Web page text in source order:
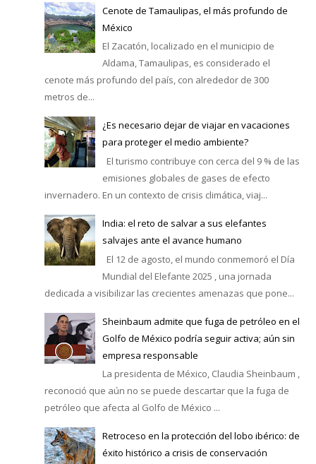
Cenote de Tamaulipas, el más profundo de
México
El Zacatón, localizado en el municipio de
Aldama, Tamaulipas, es considerado el
cenote más profundo del país, con alrededor de 300
metros de...
¿Es necesario dejar de viajar en vacaciones
para proteger el medio ambiente?
El turismo contribuye con cerca del 9 % de las
emisiones globales de gases de efecto
invernadero. En un contexto de crisis climática, viaj...
India: el reto de salvar a sus elefantes
salvajes ante el avance humano
El 12 de agosto, el mundo conmemoró el Día
Mundial del Elefante 2025 , una jornada
dedicada a visibilizar las crecientes amenazas que pone...
Sheinbaum admite que fuga de petróleo en el
Golfo de México podría seguir activa; aún sin
empresa responsable
La presidenta de México, Claudia Sheinbaum ,
reconoció que aún no se puede descartar que la fuga de
petróleo que afecta al Golfo de México ...
Retroceso en la protección del lobo ibérico: de
éxito histórico a crisis de conservación